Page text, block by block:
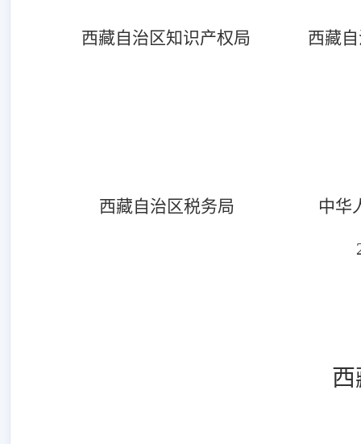
西藏自治区知识产权局 西藏
西藏自治区税务局 中华